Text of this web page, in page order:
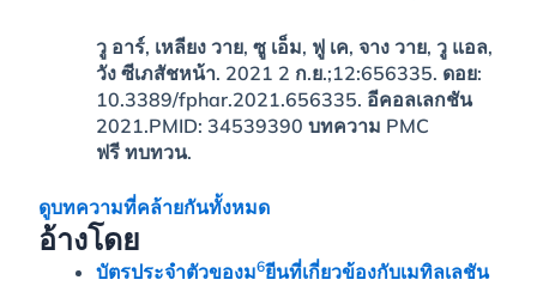
วู อาร์, เหลียง วาย, ซู เอ็ม, ฟู เค, จาง วาย, วู แอล,
วัง ซีเภสัชหน้า. 2021 2 ก.ย.;12:656335. ดอย:
10.3389/fphar.2021.656335. อีคอลเลกชัน
2021.PMID: 34539390 บทความ PMC
ฟรี ทบทวน.
ดูบทความที่คล้ายกันทั้งหมด
อ้างโดย
บัตรประจำตัวของม6ยีนที่เกี่ยวข้องกับเมทิลเลชัน